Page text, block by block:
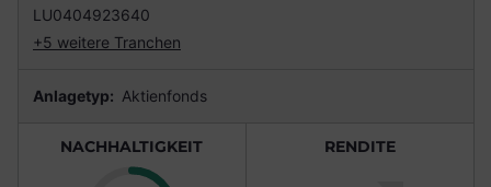
LU0404923640
+5 weitere Tranchen
Anlagetyp: Aktienfonds
NACHHALTIGKEIT RENDITE